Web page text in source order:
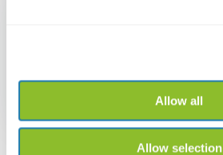
Allow all
Allow selection